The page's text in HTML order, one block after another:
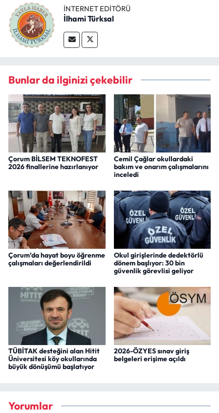
İNTERNET EDITÖRÜ
İlhami Türksal
Bunlar da ilginizi çekebilir
Çorum BİLSEM TEKNOFEST
2026 finallerine hazırlanıyor
Cemil Çağlar okullardaki
bakım ve onarım çalışmalarını
inceledi
Çorum’da hayat boyu öğrenme
çalışmaları değerlendirildi
Okul girişlerinde dedektörlü
dönem başlıyor: 30 bin
güvenlik görevlisi geliyor
TÜBİTAK desteğini alan Hitit
Üniversitesi köy okullarında
büyük dönüşümü başlatıyor
2026-ÖZYES sınav giriş
belgeleri erişime açıldı
Yorumlar